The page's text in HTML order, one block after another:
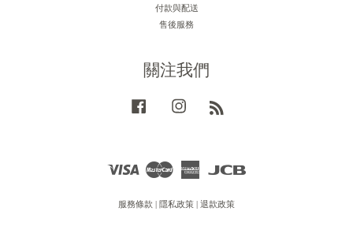
付款與配送
售後服務
關注我們
Facebook Instagram
Visa
American
服務條款 | 隱私政策 | 退款政策